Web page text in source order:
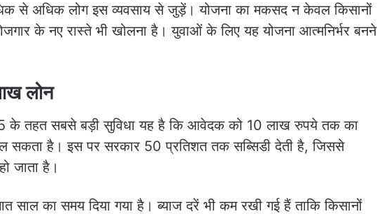
से अधिक लोग इस व्यवसाय से जुड़ें। योजना का मकसद न केवल किसानों
के नए रास्ते भी खोलना है। युवाओं के लिए यह योजना आत्मनिर्भर बनने
लोन
के तहत सबसे बड़ी सुविधा यह है कि आवेदक को 10 लाख रुपये तक का
सकता है। इस पर सरकार 50 प्रतिशत तक सब्सिडी देती है, जिससे
जाता है।
साल का समय दिया गया है। ब्याज दरें भी कम रखी गई हैं ताकि किसानों